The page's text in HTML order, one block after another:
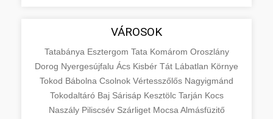
VÁROSOK
Tatabánya Esztergom Tata Komárom Oroszlány
Dorog Nyergesújfalu Ács Kisbér Tát Lábatlan Környe
Tokod Bábolna Csolnok Vértesszőlős Nagyigmánd
Tokodaltáró Baj Sárisáp Kesztölc Tarján Kocs
Naszály Piliscsév Szárliget Mocsa Almásfüzitő